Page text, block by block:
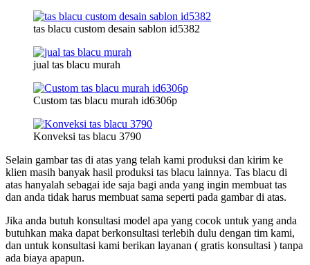
tas blacu custom desain sablon id5382
jual tas blacu murah
Custom tas blacu murah id6306p
Konveksi tas blacu 3790
Selain gambar tas di atas yang telah kami produksi dan kirim ke
klien masih banyak hasil produksi tas blacu lainnya. Tas blacu di
atas hanyalah sebagai ide saja bagi anda yang ingin membuat tas
dan anda tidak harus membuat sama seperti pada gambar di atas.
Jika anda butuh konsultasi model apa yang cocok untuk yang anda
butuhkan maka dapat berkonsultasi terlebih dulu dengan tim kami,
dan untuk konsultasi kami berikan layanan ( gratis konsultasi ) tanpa
ada biaya apapun.